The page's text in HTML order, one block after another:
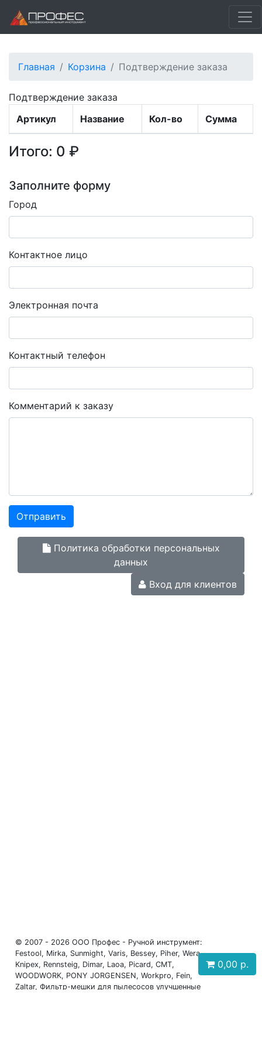
Главная Корзина Подтверждение заказа
Подтверждение заказа
Артикул
Название Кол-во Сумма
Итого: 0 ₽
Заполните форму
Город
Контактное лицо
Электронная почта
Контактный телефон
Комментарий к заказу
Отправить
Политика обработки персональных
данных
Вход для клиентов
© 2007 - 2026 ООО Профес - Ручной инструмент:
Festool, Mirka, Sunmight, Varis, Bessey, Piher, Wera,
Knipex, Rennsteig, Dimar, Laoa, Picard, CMT,
WOODWORK, PONY JORGENSEN, Workpro, Fein,
Zaltar, Фильтр-мешки для пылесосов улучшенные
0,00 р.